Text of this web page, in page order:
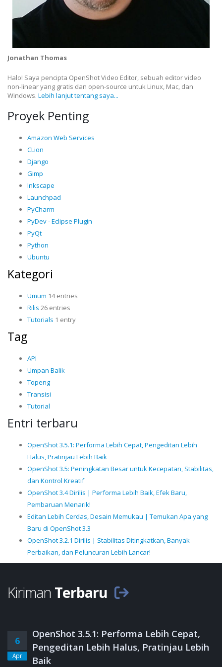
Jonathan Thomas
Halo! Saya pencipta OpenShot Video Editor, sebuah editor video
non-linear yang gratis dan open-source untuk Linux, Mac, dan
Windows. Lebih lanjut tentang saya...
Proyek Penting
Amazon Web Services
CLion
Django
Gimp
Inkscape
Launchpad
PyCharm
PyDev - Eclipse Plugin
PyQt
Python
Ubuntu
Kategori
Umum 14 entries
Rilis 26 entries
Tutorials 1 entry
Tag
API
Umpan Balik
Topeng
Transisi
Tutorial
Entri terbaru
OpenShot 3.5.1: Performa Lebih Cepat, Pengeditan Lebih
Halus, Pratinjau Lebih Baik
OpenShot 3.5: Peningkatan Besar untuk Kecepatan, Stabilitas,
dan Kontrol Kreatif
OpenShot 3.4 Dirilis | Performa Lebih Baik, Efek Baru,
Pembaruan Menarik!
Editan Lebih Cerdas, Desain Memukau | Temukan Apa yang
Baru di OpenShot 3.3
OpenShot 3.2.1 Dirilis | Stabilitas Ditingkatkan, Banyak
Perbaikan, dan Peluncuran Lebih Lancar!
Kiriman Terbaru
6
Apr
OpenShot 3.5.1: Performa Lebih Cepat,
Pengeditan Lebih Halus, Pratinjau Lebih
Baik